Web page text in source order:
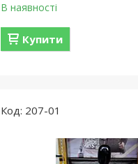
В наявності
Купити
207-01